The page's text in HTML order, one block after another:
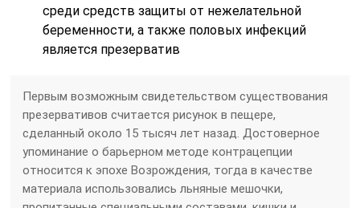
среди средств защиты от нежелательной
беременности, а также половых инфекций
является презерватив
Первым возможным свидетельством существования
презервативов считается рисунок в пещере,
сделанный около 15 тысяч лет назад. Достоверное
упоминание о барьерном методе контрацепции
относится к эпохе Возрождения, тогда в качестве
материала использовались льняные мешочки,